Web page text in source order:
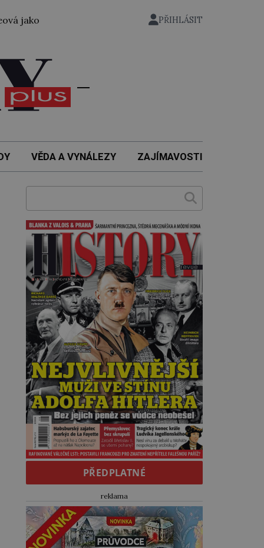
první žena přeplavala kanál La Manche. Zabralo jí
PŘIHLÁSIT
VĚDA A VYNÁLEZY ZAJÍMAVOSTI
PŘEDPLATNÉ
reklama